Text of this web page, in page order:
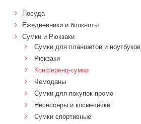
Посуда
Ежедневники и блокноты
Сумки и Рюкзаки
Сумки для планшетов и ноутбуков
Рюкзаки
Конференц-сумки
Чемоданы
Сумки для покупок промо
Несессеры и косметички
Сумки спортивные